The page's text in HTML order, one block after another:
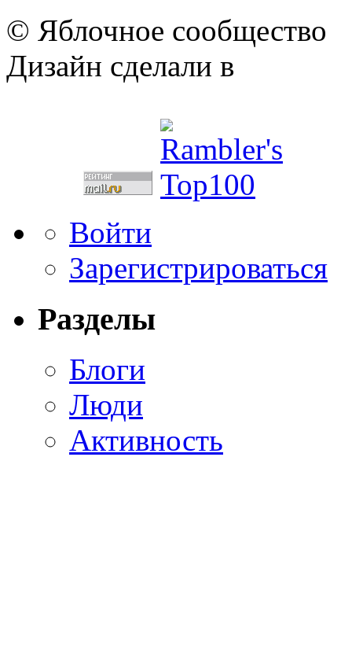
© Яблочное сообщество
Дизайн сделали в
Войти
Зарегистрироваться
Разделы
Блоги
Люди
Активность